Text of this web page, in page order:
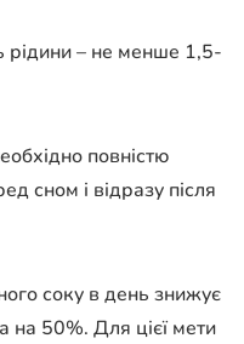
рідини – не менше 1,5-
повністю
сном і відразу після
соку в день знижує
на 50%. Для цієї мети